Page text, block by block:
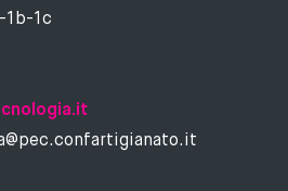
1b-1c